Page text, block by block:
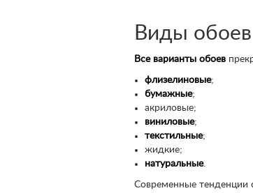
Виды
Все варианты обоев
флизелиновые;
бумажные;
акриловые;
виниловые;
текстильные;
жидкие;
натуральные.
Современные тенденции